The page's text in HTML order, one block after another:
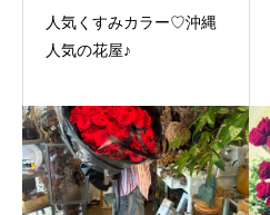
人気くすみカラー♡沖縄
人気の花屋♪